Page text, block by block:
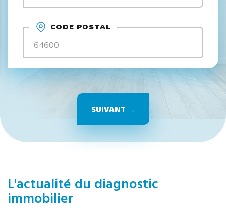
CODE POSTAL
SUIVANT →
L'actualité du diagnostic
immobilier